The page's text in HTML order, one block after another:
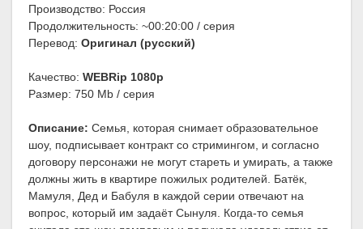
Производство: Россия
Продолжительность: ~00:20:00 / серия
Перевод: Оригинал (русский)
Качество: WEBRip 1080p
Размер: 750 Mb / серия
Описание: Семья, которая снимает образовательное
шоу, подписывает контракт со стримингом, и согласно
договору персонажи не могут стареть и умирать, а также
должны жить в квартире пожилых родителей. Батёк,
Мамуля, Дед и Бабуля в каждой серии отвечают на
вопрос, который им задаёт Сынуля. Когда-то семья